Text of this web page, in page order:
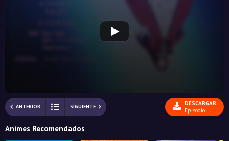
ANTERIOR SIGUIENTE
DESCARGAR
Episodio
Animes Recomendados